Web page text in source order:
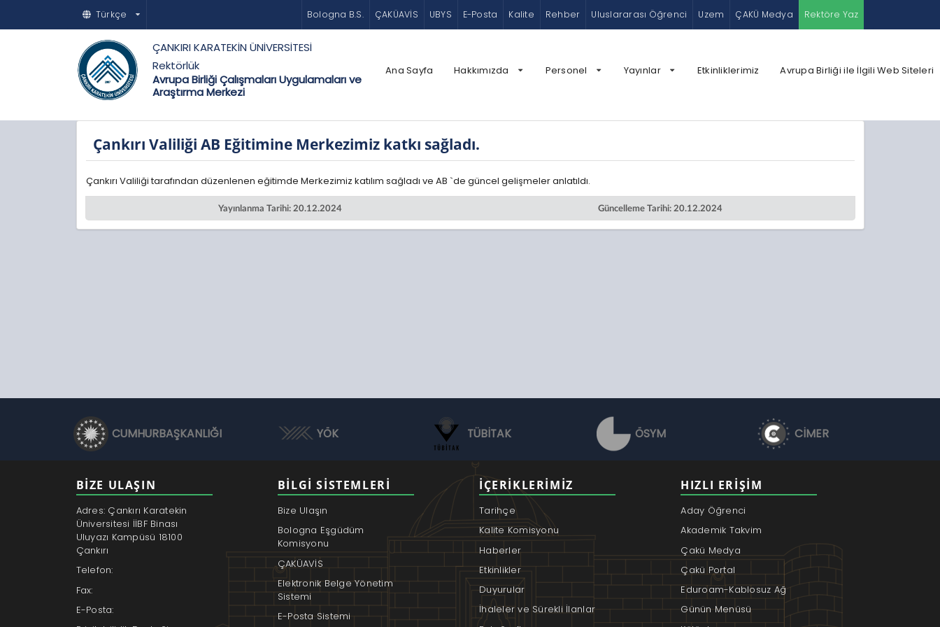
Türkçe Bologna B.S. ÇAKÜAVİS UBYS E-Posta Kalite Rehber Uluslararası Öğrenci Uzem ÇAKÜ Medya Rektöre Yaz
ÇANKIRI KARATEKİN ÜNİVERSİTESİ
Rektörlük
Avrupa Birliği Çalışmaları Uygulamaları ve
Araştırma Merkezi
Ana Sayfa Hakkımızda Personel Yayınlar Etkinliklerimiz Avrupa Birliği ile İlgili Web Siteleri
Çankırı Valiliği AB Eğitimine Merkezimiz katkı sağladı.
Çankırı Valiliği tarafından düzenlenen eğitimde Merkezimiz katılım sağladı ve AB `de güncel gelişmeler anlatıldı.
Yayınlanma Tarihi: 20.12.2024 Güncelleme Tarihi: 20.12.2024
CUMHURBAŞKANLIĞI YÖK TÜBİTAK ÖSYM CİMER
BİZE ULAŞIN
Adres: Çankırı Karatekin
Üniversitesi İİBF Binası
Uluyazı Kampüsü 18100
Çankırı
Telefon:
Fax:
E-Posta:
BILGI SISTEMLERI
Bize Ulaşın
Bologna Eşgüdüm
Komisyonu
ÇAKÜAVİS
Elektronik Belge Yönetim
Sistemi
E-Posta Sistemi
İÇERIKLERIMIZ
Tarihçe
Kalite Komisyonu
Haberler
Etkinlikler
Duyurular
İhaleler ve Sürekli İlanlar
HIZLI ERIŞIM
Aday Öğrenci
Akademik Takvim
Çakü Medya
Çakü Portal
Eduroam-Kablosuz Ağ
Günün Menüsü